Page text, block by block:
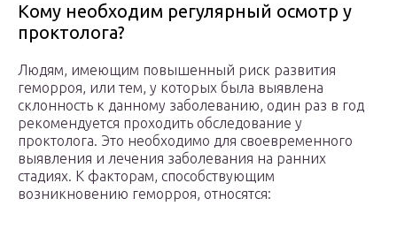
Кому необходим регулярный осмотр у
проктолога?
Людям, имеющим повышенный риск развития
геморроя, или тем, у которых была выявлена
склонность к данному заболеванию, один раз в год
рекомендуется проходить обследование у
проктолога. Это необходимо для своевременного
выявления и лечения заболевания на ранних
стадиях. К факторам, способствующим
возникновению геморроя, относятся: